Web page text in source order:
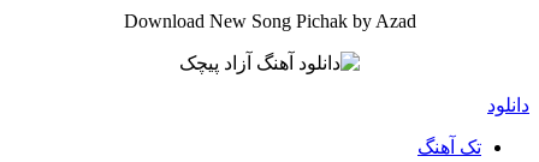
Download New Song Pichak by Azad
دانلود
تک آهنگ